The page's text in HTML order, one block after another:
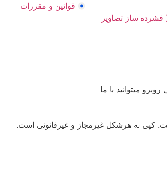
فشرده ساز تصاویر
قوانین و مقررات
میتوانید با ما
کپی به هرشکل غیرمجاز و غیرقانونی است.